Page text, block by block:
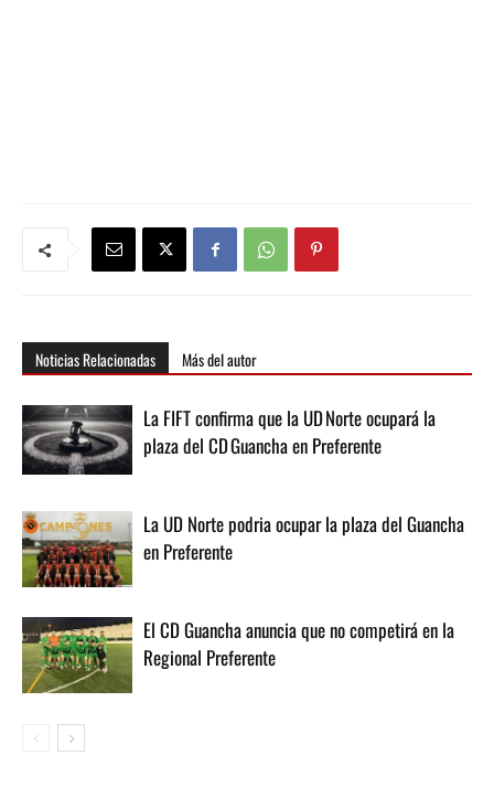
Noticias Relacionadas Más del autor
La FIFT confirma que la UD Norte ocupará la
plaza del CD Guancha en Preferente
La UD Norte podria ocupar la plaza del Guancha
en Preferente
El CD Guancha anuncia que no competirá en la
Regional Preferente